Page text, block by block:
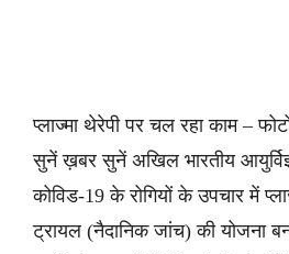
प्लाज्मा थेरेपी पर चल रहा काम –
सुनें ख़बर सुनें अखिल भारतीय
कोविड-19 के रोगियों के उपचार में
ट्रायल (नैदानिक जांच) की योजना